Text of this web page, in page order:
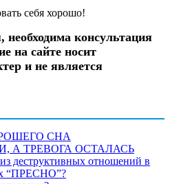
себя хорошо!
необходима консультация
на сайте носит
и не является
СНА
А ТРЕВОГА ОСТАЛАСЬ
деструктивных отношений в
“ПРЕСНО”?